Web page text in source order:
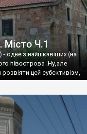
Місто Ч.1
одне з найцікавіших (на
півострова .Ну,але
цей субєктивізм,